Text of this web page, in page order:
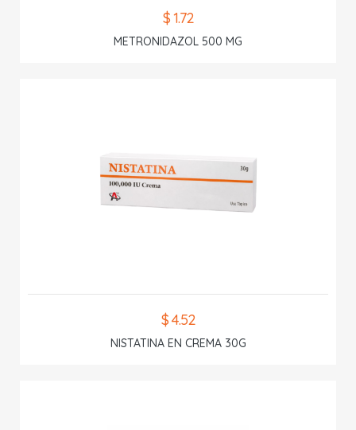
$ 1.72
METRONIDAZOL 500 MG
$ 4.52
NISTATINA EN CREMA 30G